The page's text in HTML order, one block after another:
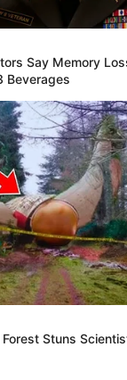
Say Memory
Beverages
Stuns